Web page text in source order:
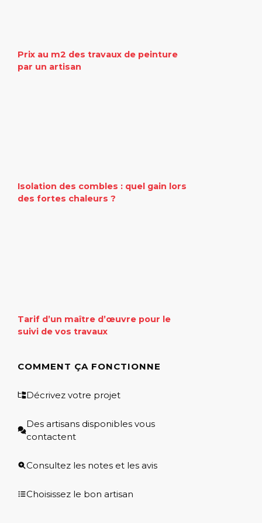
Prix au m2 des travaux de peinture
par un artisan
Isolation des combles : quel gain lors
des fortes chaleurs ?
Tarif d’un maître d’œuvre pour le
suivi de vos travaux
COMMENT ÇA FONCTIONNE
Décrivez votre projet
Des artisans disponibles vous
contactent
Consultez les notes et les avis
Choisissez le bon artisan